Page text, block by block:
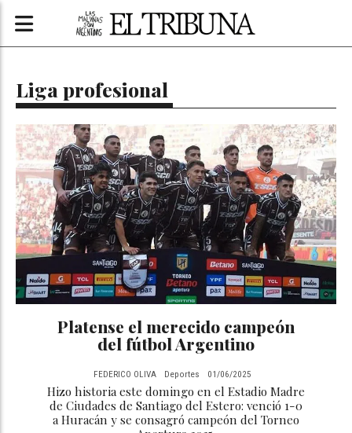
Liga profesional
Platense el merecido campeón
del fútbol Argentino
FEDERICO OLIVA Deportes 01/06/2025
Hizo historia este domingo en el Estadio Madre
de Ciudades de Santiago del Estero: venció 1-0
a Huracán y se consagró campeón del Torneo